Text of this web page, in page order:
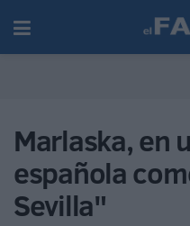
Marlaska, en
española
Sevilla"